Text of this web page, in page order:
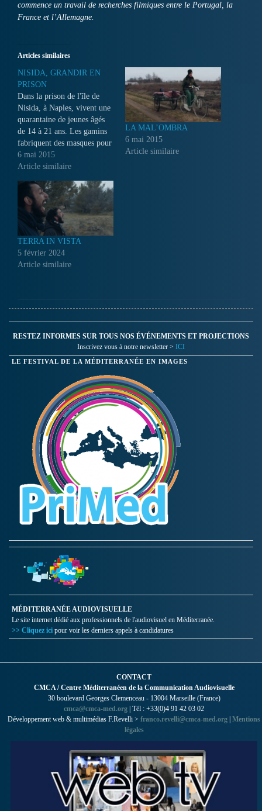
commence un travail de recherches filmiques entre le Portugal, la
France et l’Allemagne.
Articles similaires
NISIDA, GRANDIR EN
PRISON
Dans la prison de l'île de
Nisida, à Naples, vivent une
quarantaine de jeunes âgés
de 14 à 21 ans. Les gamins
fabriquent des masques pour
préserver leur anonymat et
permettre le tournage du
expédient qu'une relation de
plus en plus intime s'établit
avec trois…
6 mai 2015
Article similaire
LA MAL’OMBRA
6 mai 2015
Article similaire
TERRA IN VISTA
5 février 2024
Article similaire
RESTEZ INFORMES SUR TOUS NOS ÉVÉNEMENTS ET PROJECTIONS
Inscrivez vous à notre newsletter > ICI
LE FESTIVAL DE LA MÉDITERRANÉE EN IMAGES
MÉDITERRANÉE AUDIOVISUELLE
Le site internet dédié aux professionnels de l'audiovisuel en Méditerranée.
>> Cliquez ici pour voir les derniers appels à candidatures
CONTACT
CMCA / Centre Méditerranéen de la Communication Audiovisuelle
30 boulevard Georges Clemenceau - 13004 Marseille (France)
cmca@cmca-med.org | Tél : +33(0)4 91 42 03 02
Développement web & multimédias F.Revelli > franco.revelli@cmca-med.org Mentions
légales